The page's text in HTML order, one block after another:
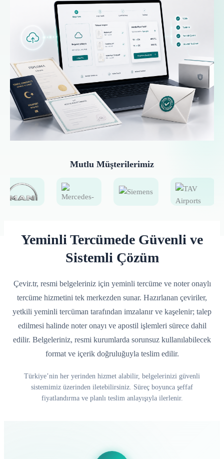
Mutlu Müşterilerimiz
Yeminli Tercümede Güvenli ve
Sistemli Çözüm
Çevir.tr, resmi belgeleriniz için yeminli tercüme ve noter onaylı
tercüme hizmetini tek merkezden sunar. Hazırlanan çeviriler,
yetkili yeminli tercüman tarafından imzalanır ve kaşelenir; talep
edilmesi halinde noter onayı ve apostil işlemleri sürece dahil
edilir. Belgeleriniz, resmi kurumlarda sorunsuz kullanılabilecek
format ve içerik doğruluğuyla teslim edilir.
Türkiye’nin her yerinden hizmet alabilir, belgelerinizi güvenli
sistemimiz üzerinden iletebilirsiniz. Süreç boyunca şeffaf
fiyatlandırma ve planlı teslim anlayışıyla ilerlenir.